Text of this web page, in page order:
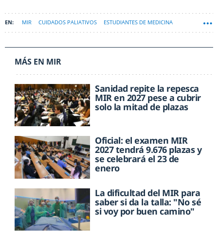
MIR CUIDADOS PALIATIVOS ESTUDIANTES DE MEDICINA
MÁS EN MIR
Sanidad repite la repesca
MIR en 2027 pese a cubrir
solo la mitad de plazas
Oficial: el examen MIR
2027 tendrá 9.676 plazas y
se celebrará el 23 de
enero
La dificultad del MIR para
saber si da la talla: "No sé
si voy por buen camino"